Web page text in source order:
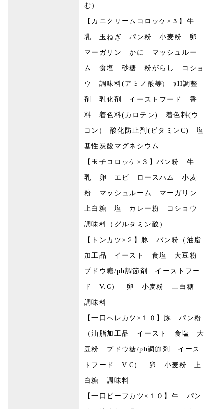
む）
【カニクリームコロッケ×３】牛
乳 玉ねぎ パン粉 小麦粉 卵
マーガリン かに マッシュルー
ム 食塩 砂糖 粉がらし コショ
ウ 調味料(アミノ酸等) pH調整
剤 乳化剤 イーストフード 香
料 着色料(カロテン) 着色料(ウ
コン) 酸化防止剤(ビタミンC) 塩
基性炭酸マグネシウム
【玉子コロッケ×３】パン粉 牛
乳 卵 エビ ロースハム 小麦
粉 マッシュルーム マーガリン
上白糖 塩 カレー粉 コショウ
調味料（グルタミン酸）
【トンカツ×２】豚 パン粉（油脂
加工品 イースト 食塩 大豆粉
ブドウ糖/ph調節剤 イーストフー
ド V.C） 卵 小麦粉 上白糖
調味料
【一口ヘレカツ×１０】豚 パン粉
（油脂加工品 イースト 食塩 大
豆粉 ブドウ糖/ph調節剤 イース
トフード V.C） 卵 小麦粉 上
白糖 調味料
【一口ビーフカツ×１０】牛 パン